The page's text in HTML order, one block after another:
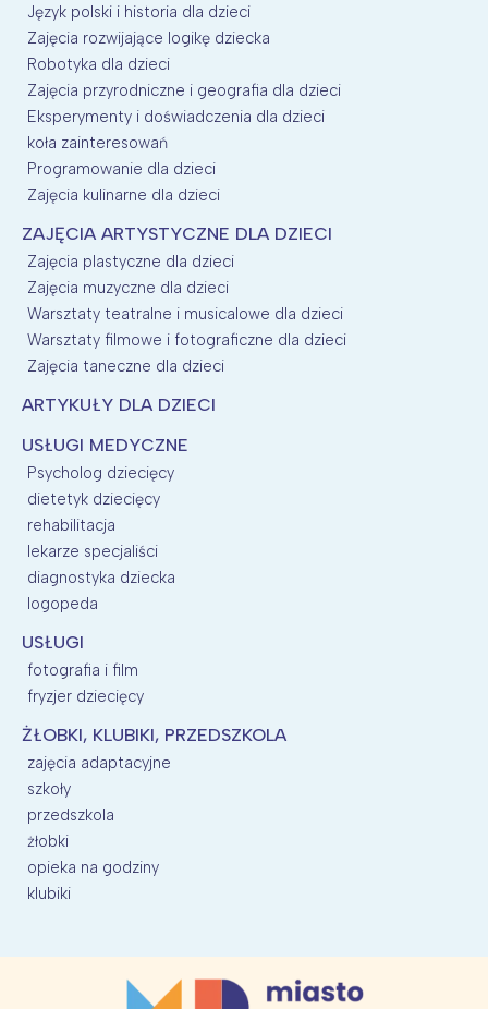
Język polski i historia dla dzieci
Zajęcia rozwijające logikę dziecka
Robotyka dla dzieci
Zajęcia przyrodniczne i geografia dla dzieci
Eksperymenty i doświadczenia dla dzieci
koła zainteresowań
Programowanie dla dzieci
Zajęcia kulinarne dla dzieci
ZAJĘCIA ARTYSTYCZNE DLA DZIECI
Zajęcia plastyczne dla dzieci
Zajęcia muzyczne dla dzieci
Warsztaty teatralne i musicalowe dla dzieci
Warsztaty filmowe i fotograficzne dla dzieci
Zajęcia taneczne dla dzieci
ARTYKUŁY DLA DZIECI
USŁUGI MEDYCZNE
Psycholog dziecięcy
dietetyk dziecięcy
rehabilitacja
lekarze specjaliści
diagnostyka dziecka
logopeda
USŁUGI
fotografia i film
fryzjer dziecięcy
ŻŁOBKI, KLUBIKI, PRZEDSZKOLA
zajęcia adaptacyjne
szkoły
przedszkola
żłobki
opieka na godziny
klubiki